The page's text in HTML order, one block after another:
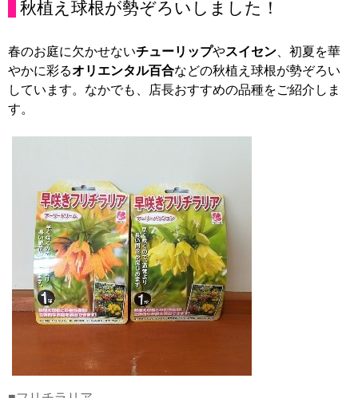
秋植え球根が勢ぞろいしました！
春のお庭に欠かせないチューリップやスイセン、初夏を華
やかに彩るオリエンタル百合などの秋植え球根が勢ぞろい
しています。なかでも、店長おすすめの品種をご紹介しま
す。